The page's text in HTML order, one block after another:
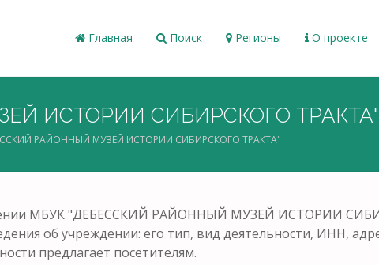
Главная Поиск Регионы О проекте
ИСТОРИИ СИБИРСКОГО ТРАКТА"
РАЙОННЫЙ МУЗЕЙ ИСТОРИИ СИБИРСКОГО ТРАКТА"
МБУК "ДЕБЕССКИЙ РАЙОННЫЙ МУЗЕЙ ИСТОРИИ
об учреждении: его тип, вид деятельности, ИНН,
предлагает посетителям.